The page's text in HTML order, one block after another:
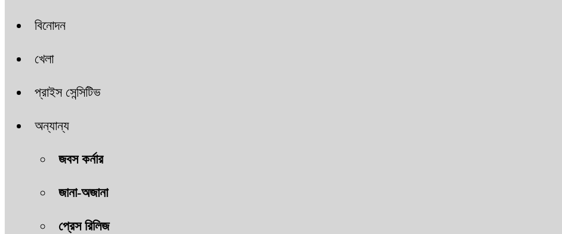
বিনোদন
খেলা
প্রাইস সেন্সিটিভ
অন্যান্য
জবস কর্নার
জানা-অজানা
প্রেস রিলিজ